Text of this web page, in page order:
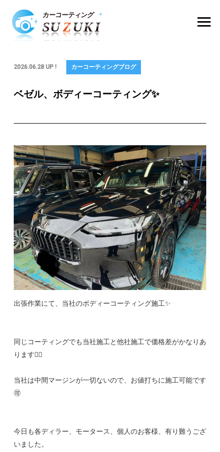
2026.06.28 UP ! カーコーティングブログ
ベゼル、ボディーコーティング✨
出張作業にて、当社のボディーコーティング施工✨
同じコーティングでも当社施工と他社施工で価格差がかなりあ
ります🙋‍♂️
当社は中間マージンが一切ないので、お値打ちに施工可能です
🉑
今日も各ディラー、モータース、個人のお客様、有り難うござ
いました。